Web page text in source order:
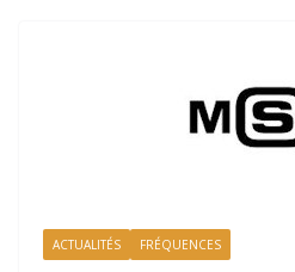
ACTUALITÉS FRÉQUENCES